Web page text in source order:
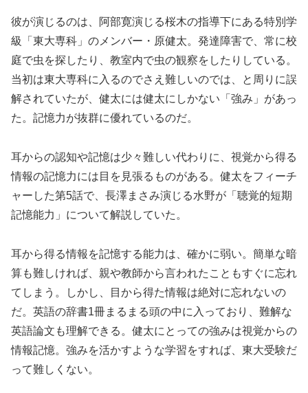
彼が演じるのは、阿部寛演じる桜木の指導下にある特別学
級「東大専科」のメンバー・原健太。発達障害で、常に校
庭で虫を探したり、教室内で虫の観察をしたりしている。
当初は東大専科に入るのでさえ難しいのでは、と周りに誤
解されていたが、健太には健太にしかない「強み」があっ
た。記憶力が抜群に優れているのだ。
耳からの認知や記憶は少々難しい代わりに、視覚から得る
情報の記憶力には目を見張るものがある。健太をフィーチ
ャーした第5話で、長澤まさみ演じる水野が「聴覚的短期
記憶能力」について解説していた。
耳から得る情報を記憶する能力は、確かに弱い。簡単な暗
算も難しければ、親や教師から言われたこともすぐに忘れ
てしまう。しかし、目から得た情報は絶対に忘れないの
だ。英語の辞書1冊まるまる頭の中に入っており、難解な
英語論文も理解できる。健太にとっての強みは視覚からの
情報記憶。強みを活かすような学習をすれば、東大受験だ
って難しくない。